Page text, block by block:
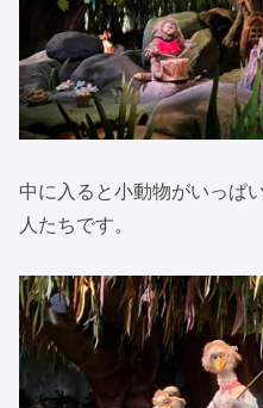
中に入ると小動物がいっぱ
人たちです。